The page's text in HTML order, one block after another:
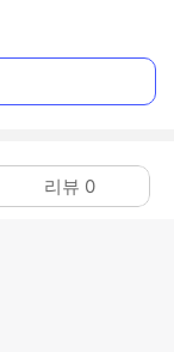
리뷰 0